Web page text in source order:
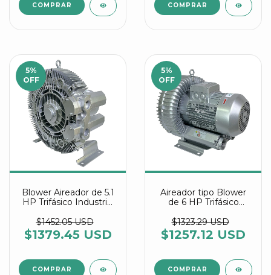
5%
OFF
Blower Aireador de 5.1
HP Trifásico Industrial
0AW36-8
$1452.05 USD
$1379.45 USD
5%
OFF
Aireador tipo Blower
de 6 HP Trifásico
7AW36
$1323.29 USD
$1257.12 USD